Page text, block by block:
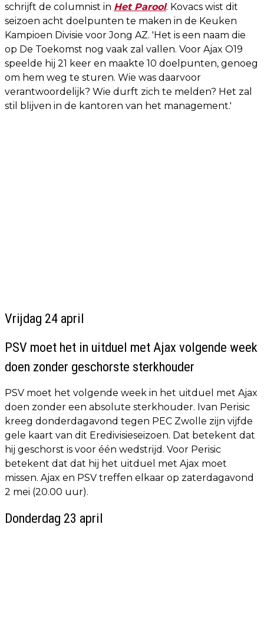
schrijft de columnist in Het Parool. Kovacs wist dit
seizoen acht doelpunten te maken in de Keuken
Kampioen Divisie voor Jong AZ. 'Het is een naam die
op De Toekomst nog vaak zal vallen. Voor Ajax O19
speelde hij 21 keer en maakte 10 doelpunten, genoeg
om hem weg te sturen. Wie was daarvoor
verantwoordelijk? Wie durft zich te melden? Het zal
stil blijven in de kantoren van het management.'
Vrijdag 24 april
PSV moet het in uitduel met Ajax volgende week
doen zonder geschorste sterkhouder
PSV moet het volgende week in het uitduel met Ajax
doen zonder een absolute sterkhouder. Ivan Perisic
kreeg donderdagavond tegen PEC Zwolle zijn vijfde
gele kaart van dit Eredivisieseizoen. Dat betekent dat
hij geschorst is voor één wedstrijd. Voor Perisic
betekent dat dat hij het uitduel met Ajax moet
missen. Ajax en PSV treffen elkaar op zaterdagavond
2 mei (20.00 uur).
Donderdag 23 april